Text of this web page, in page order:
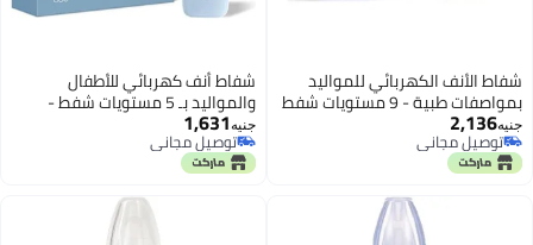
شفاط الأنف الكهربائي للمواليد
بمواصفات طبية - 9 مستويات شفط
احترافية قابلة للتعديل - منظف أنف
ذكي مزود بإضاءة ليلية وموسيقى
هادئة
جنيه2,136
توصيل مجاني
توصيل مجاني
شفاط أنف كهربائي للأطفال
والمواليد بـ 5 مستويات شفط -
منظف أنف قابل للشحن مزود
بإضاءة مهدئة وأناشيد أطفال -
رؤوس سيليكون ناعمة وآمنة
جنيه1,631
توصيل مجاني
توصيل مجاني